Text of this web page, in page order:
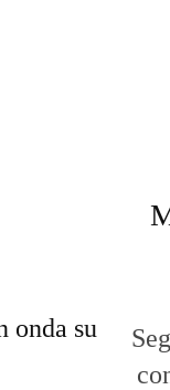
onda su